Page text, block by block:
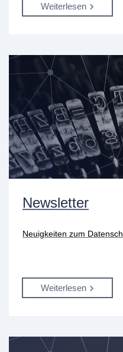
Weiterlesen
Newsletter
Neuigkeiten zum
Weiterlesen